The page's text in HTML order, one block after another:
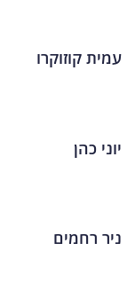
עמית קוזוקרו
יוני כהן
ניר רחמים